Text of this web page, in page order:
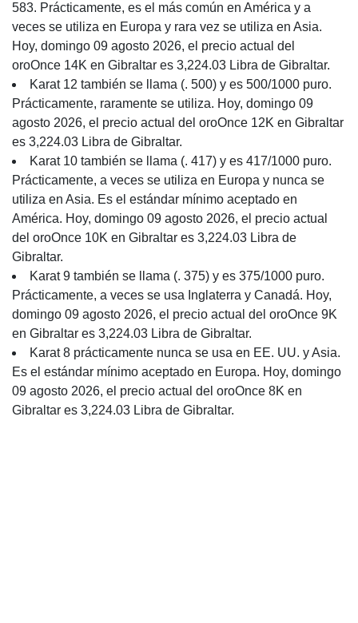
583. Prácticamente, es el más común en América y a
veces se utiliza en Europa y rara vez se utiliza en Asia.
Hoy, domingo 09 agosto 2026, el precio actual del
oroOnce 14K en Gibraltar es 3,224.03 Libra de Gibraltar.
Karat 12 también se llama (. 500) y es 500/1000 puro.
Prácticamente, raramente se utiliza. Hoy, domingo 09
agosto 2026, el precio actual del oroOnce 12K en Gibraltar
es 3,224.03 Libra de Gibraltar.
Karat 10 también se llama (. 417) y es 417/1000 puro.
Prácticamente, a veces se utiliza en Europa y nunca se
utiliza en Asia. Es el estándar mínimo aceptado en
América. Hoy, domingo 09 agosto 2026, el precio actual
del oroOnce 10K en Gibraltar es 3,224.03 Libra de
Gibraltar.
Karat 9 también se llama (. 375) y es 375/1000 puro.
Prácticamente, a veces se usa Inglaterra y Canadá. Hoy,
domingo 09 agosto 2026, el precio actual del oroOnce 9K
en Gibraltar es 3,224.03 Libra de Gibraltar.
Karat 8 prácticamente nunca se usa en EE. UU. y Asia.
Es el estándar mínimo aceptado en Europa. Hoy, domingo
09 agosto 2026, el precio actual del oroOnce 8K en
Gibraltar es 3,224.03 Libra de Gibraltar.